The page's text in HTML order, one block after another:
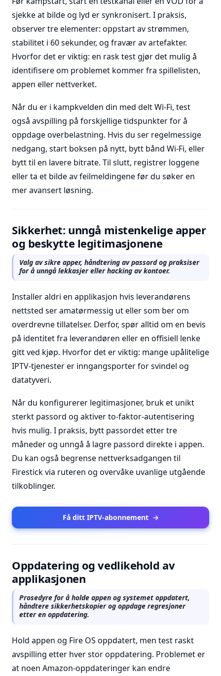
sjekke at bilde og lyd er synkronisert. I praksis,
observer tre elementer: oppstart av strømmen,
stabilitet i 60 sekunder, og fravær av artefakter.
Hvorfor det er viktig: en rask test gjør det mulig å
identifisere om problemet kommer fra spillelisten,
appen eller nettverket.
Når du er i kampkvelden din med delt Wi-Fi, test
også avspilling på forskjellige tidspunkter for å
oppdage overbelastning. Hvis du ser regelmessige
nedgang, start boksen på nytt, bytt bånd Wi-Fi, eller
bytt til en lavere bitrate. Til slutt, registrer loggene
eller ta et bilde av feilmeldingene før du søker en
mer avansert løsning.
Sikkerhet: unngå mistenkelige apper
og beskytte legitimasjonene
Valg av sikre apper, håndtering av passord og praksiser
for å unngå lekkasjer eller hacking av kontoer.
Installer aldri en applikasjon hvis leverandørens
nettsted ser amatørmessig ut eller som ber om
overdrevne tillatelser. Derfor, spør alltid om en bevis
på identitet fra leverandøren eller en offisiell lenke
gitt ved kjøp. Hvorfor det er viktig: mange upålitelige
IPTV-tjenester er inngangsporter for svindel og
datatyveri.
Når du konfigurerer legitimasjoner, bruk et unikt
sterkt passord og aktiver to-faktor-autentisering
hvis mulig. I praksis, bytt passordet etter tre
måneder og unngå å lagre passord direkte i appen.
Du kan også begrense nettverksadgangen til
Firestick via ruteren og overvåke uvanlige utgående
tilkoblinger.
Få ditt IPTV-abonnement →
Oppdatering og vedlikehold av
applikasjonen
Prosedyre for å holde appen og systemet oppdatert,
håndtere sikkerhetskopier og oppdage regresjoner
etter en oppdatering.
Hold appen og Fire OS oppdatert, men test raskt
avspilling etter hver stor oppdatering. Problemet er
at noen Amazon-oppdateringer kan endre